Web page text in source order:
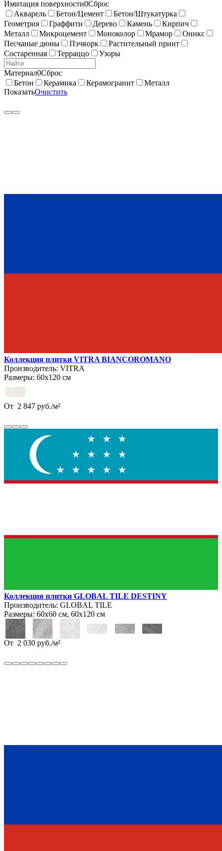
Имитация поверхности0Сброс
Акварель
Бетон/Цемент
Бетон/Штукатурка
Геометрия
Граффити Дерево Камень
Кирпич
Металл
Микроцемент Моноколор Мрамор
Оникс
Песчаные дюны
Пэчворк
Растительный принт
Состаренная
Терраццо Узоры
Материал0Сброс
Бетон
Керамика Керамогранит
Металл
ПоказатьОчистить
Коллекция плитки VITRA BIANCOROMANO
Производитель: VITRA
Размеры: 60х120 см
От 2 847 руб./м²
Коллекция плитки GLOBAL TILE DESTINY
Производитель: GLOBAL TILE
Размеры: 60х60 см, 60х120 см
От 2 030 руб./м²